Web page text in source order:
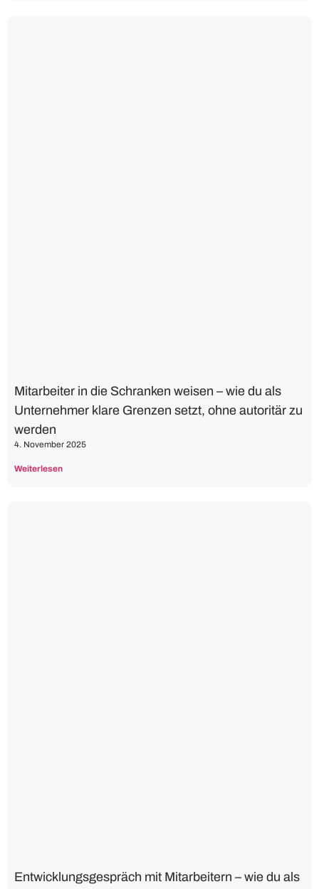
Mitarbeiter in die Schranken weisen – wie du als
Unternehmer klare Grenzen setzt, ohne autoritär zu
werden
4. November 2025
Weiterlesen
Entwicklungsgespräch mit Mitarbeitern – wie du als